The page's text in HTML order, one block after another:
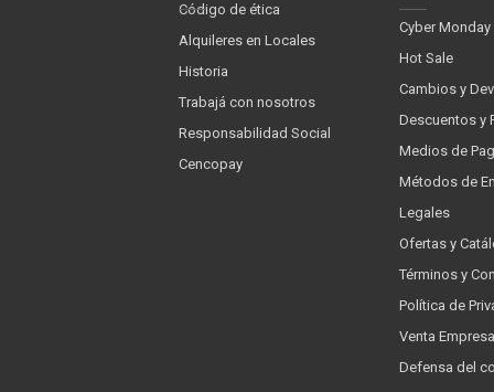
Código de ética
Alquileres en Locales
Historia
Trabajá con nosotros
Responsabilidad Social
Cencopay
Cyber Monday
Hot Sale
Cambios y
Descuentos y
Medios de
Métodos de
Legales
Ofertas y
Términos y
Política de
Venta Empresa
Defensa del